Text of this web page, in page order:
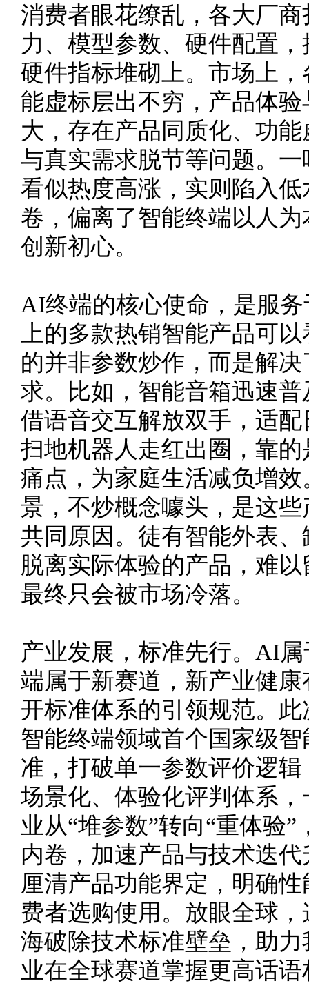
消费者眼花缭乱，各大厂
力、模型参数、硬件配置
硬件指标堆砌上。市场上
能虚标层出不穷，产品体
大，存在产品同质化、功
与真实需求脱节等问题。
看似热度高涨，实则陷入
卷，偏离了智能终端以人
创新初心。
AI终端的核心使命，是服
上的多款热销智能产品可
的并非参数炒作，而是解
求。比如，智能音箱迅速
借语音交互解放双手，适
扫地机器人走红出圈，靠
痛点，为家庭生活减负增
景，不炒概念噱头，是这
共同原因。徒有智能外表
脱离实际体验的产品，难
最终只会被市场冷落。
产业发展，标准先行。AI
端属于新赛道，新产业健
开标准体系的引领规范。
智能终端领域首个国家级
准，打破单一参数评价逻
场景化、体验化评判体系
业从“堆参数”转向“重体验
内卷，加速产品与技术迭
厘清产品功能界定，明确
费者选购使用。放眼全球
海破除技术标准壁垒，助
业在全球赛道掌握更高话语